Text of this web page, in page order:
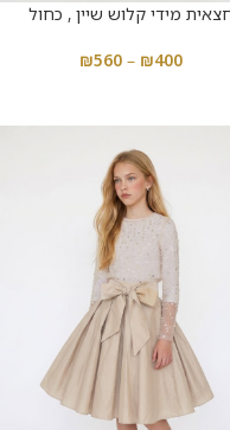
מידי קלוש שיין , כחול
₪400
–
₪560